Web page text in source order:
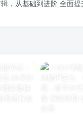
，从基础到进阶 全面